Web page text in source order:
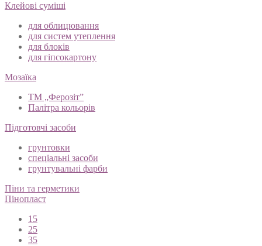
Клейові суміші
для облицювання
для систем утеплення
для блоків
для гіпсокартону
Мозаїка
ТМ „Ферозіт”
Палітра кольорів
Підготовчі засоби
грунтовки
спеціальні засоби
грунтувальні фарби
Піни та герметики
Пінопласт
15
25
35